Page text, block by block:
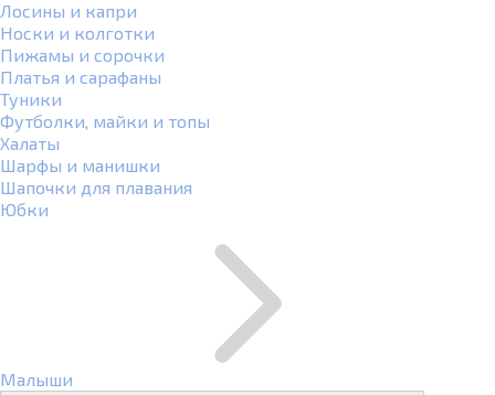
Лосины и капри
Носки и колготки
Пижамы и сорочки
Платья и сарафаны
Туники
Футболки, майки и топы
Халаты
Шарфы и манишки
Шапочки для плавания
Юбки
Малыши